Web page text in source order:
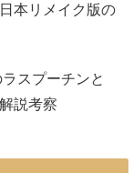
本リメイク版の
スプーチンと
説考察